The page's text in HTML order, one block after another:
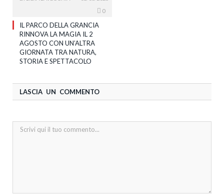
0
IL PARCO DELLA GRANCIA
RINNOVA LA MAGIA IL 2
AGOSTO CON UN’ALTRA
GIORNATA TRA NATURA,
STORIA E SPETTACOLO
LASCIA UN COMMENTO